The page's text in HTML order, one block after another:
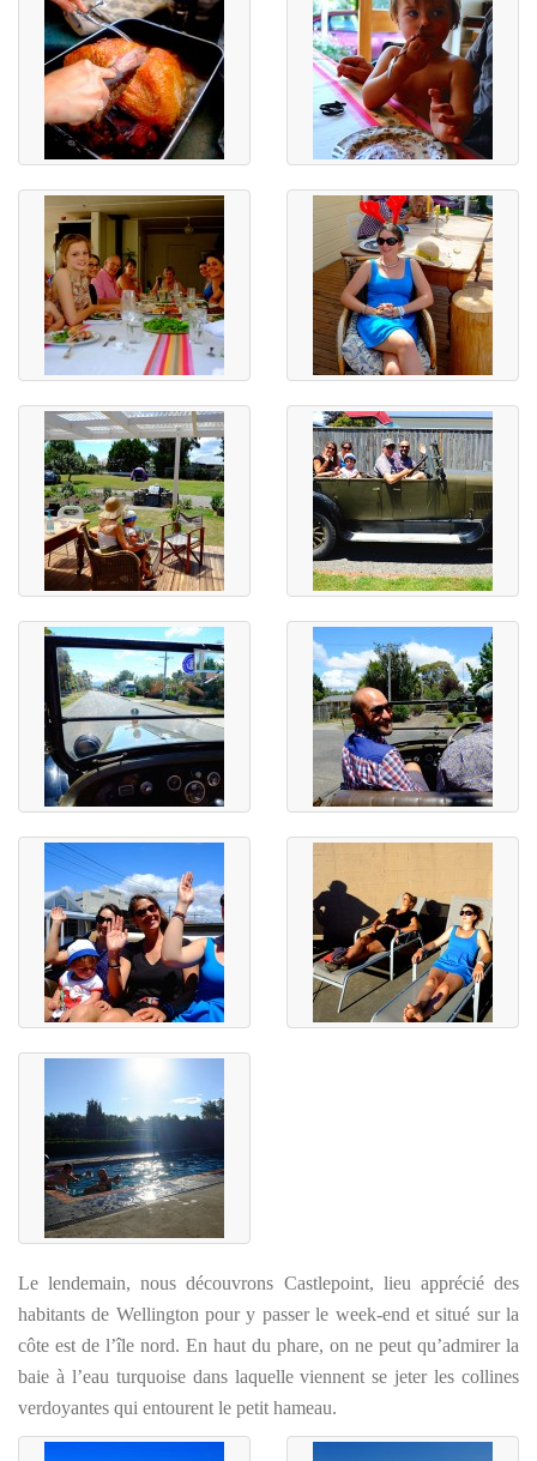
Le lendemain, nous découvrons Castlepoint, lieu apprécié des
habitants de Wellington pour y passer le week-end et situé sur la
côte est de l’île nord. En haut du phare, on ne peut qu’admirer la
baie à l’eau turquoise dans laquelle viennent se jeter les collines
verdoyantes qui entourent le petit hameau.